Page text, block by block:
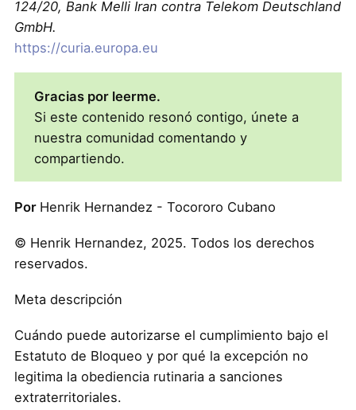
124/20, Bank Melli Iran contra Telekom Deutschland
GmbH.
https://curia.europa.eu
Gracias por leerme.
Si este contenido resonó contigo, únete a
nuestra comunidad comentando y
compartiendo.
Por Henrik Hernandez - Tocororo Cubano
© Henrik Hernandez, 2025. Todos los derechos
reservados.
Meta descripción
Cuándo puede autorizarse el cumplimiento bajo el
Estatuto de Bloqueo y por qué la excepción no
legitima la obediencia rutinaria a sanciones
extraterritoriales.